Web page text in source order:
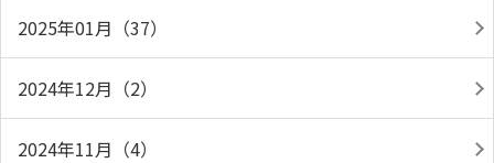
2025年01月（37）
2024年12月（2）
2024年11月（4）